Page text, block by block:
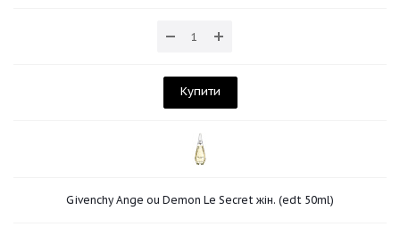
Купити
Givenchy Ange ou Demon Le Secret жін. (edt 50ml)